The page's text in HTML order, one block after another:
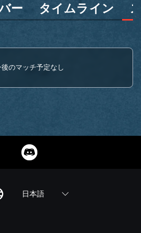
ー タイムライン
後のマッチ予定なし
日本語